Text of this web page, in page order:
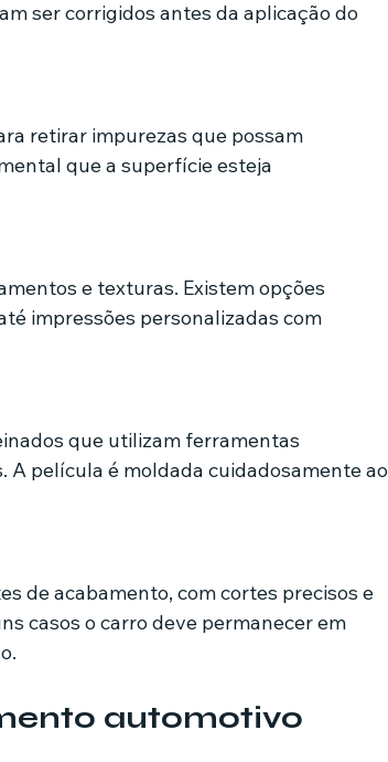
ser corrigidos antes da aplicação do
retirar impurezas que possam
que a superfície esteja
e texturas. Existem opções
impressões personalizadas com
que utilizam ferramentas
película é moldada cuidadosamente ao
de acabamento, com cortes precisos e
casos o carro deve permanecer em
automotivo